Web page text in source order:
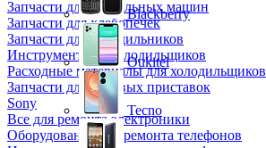
Запчасти для стиральных машин
Запчасти для хлебопечек
Запчасти для холодильников
Инструмент для холодильщиков
Расходные материалы для холодильщиков
Запчасти для игровых приставок
Sony
Все для ремонта электроники
Оборудование для ремонта телефонов
Blackberry
Oukitel
Tecno